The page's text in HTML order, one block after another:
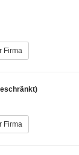
Firma
Firma